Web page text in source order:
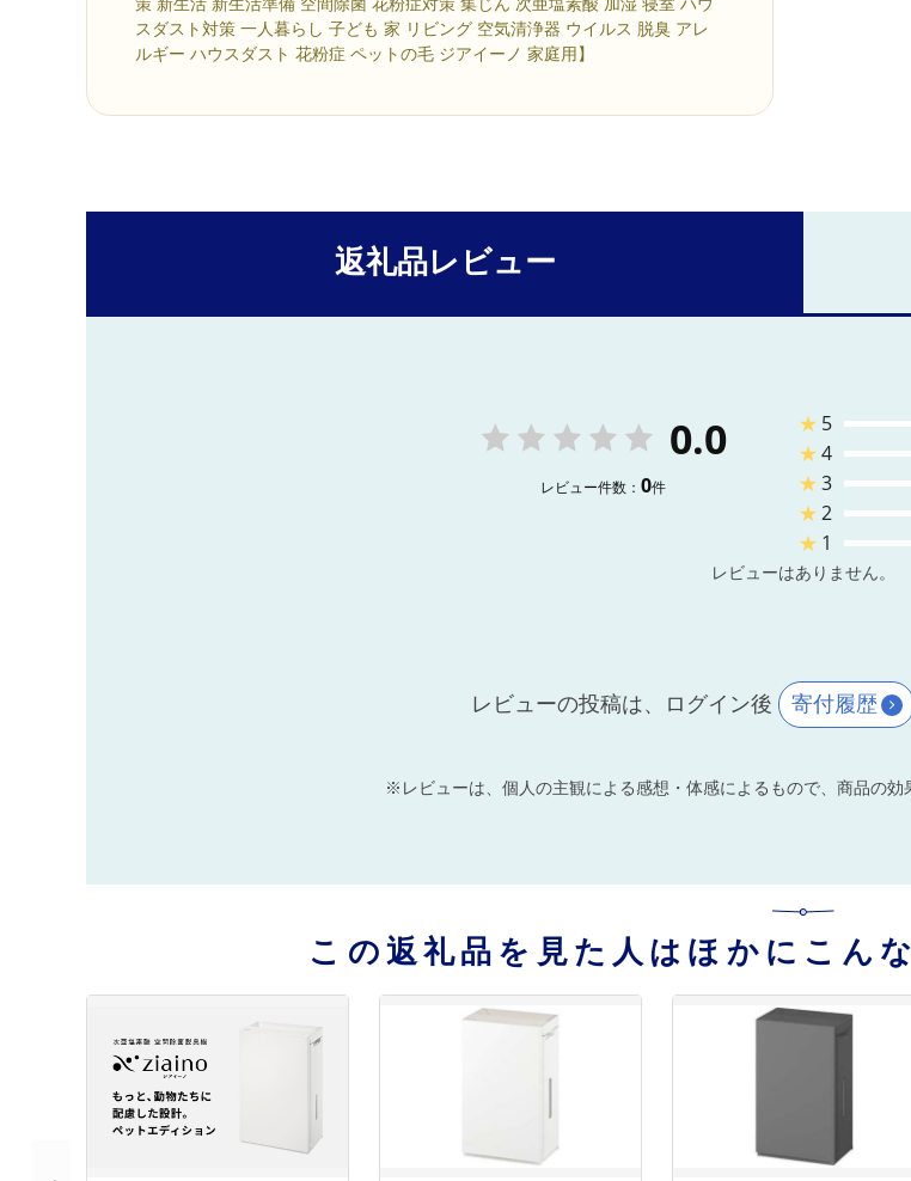
策 新生活 新生活準備 空間除菌 花粉症対策 集じん 次亜塩素酸 加湿 寝室 ハウ
スダスト対策 一人暮らし 子ども 家 リビング 空気清浄器 ウイルス 脱臭 アレ
ルギー ハウスダスト 花粉症 ペットの毛 ジアイーノ 家庭用】
返礼品レビュー
0.0
レビュー件数： 0件
★ 5
★4
★3
★2
★ 1
レビューはありません。
レビューの投稿は、ログイン後 寄付履歴
※レビューは、個人の主観による感想・体感によるもので、商品の効
この返礼品を見た人はほかにこん